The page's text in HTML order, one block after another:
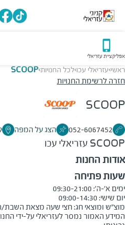
אפליקציית עזריאלי
ראשי>עזריאלי עכו>לכל החנויות>
SCOOP
חזרה לרשימת החנויות
SCOOP
052-6067452 הצג על המפה
SCOOP עזריאלי עכו
אודות החנות
שעות פתיחה
מוצ"ש ומוצאי חג: חצי שעה מצאת השבת/החג
המידע האמור נמסר לעזריאלי על-ידי